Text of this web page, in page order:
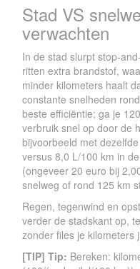
Stad VS
verwachten
In de stad slurpt stop-
ritten extra brandstof,
minder kilometers haalt
constante snelheden
beste efficiëntie; ga je
verbruik snel op door de
bijvoorbeeld met
versus 8,0 L/100 km in
(ongeveer 20 euro bij
snelweg of rond 125 km
Regen, tegenwind en
verder de stadskant op,
zonder files je kilometers
[TIP] Tip: Bereken: